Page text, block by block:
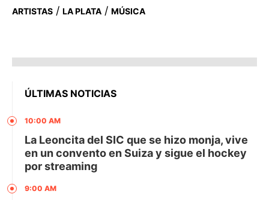
ARTISTAS / LA PLATA / MÚSICA
ÚLTIMAS NOTICIAS
10:00 AM
La Leoncita del SIC que se hizo monja, vive
en un convento en Suiza y sigue el hockey
por streaming
9:00 AM